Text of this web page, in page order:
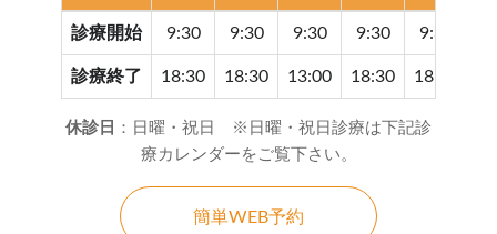
診療開始 9:30 9:30 9:30 9:30 9:30
診療終了 18:30 18:30 13:00 18:30 18:30
休診日 ：日曜・祝日 ※日曜・祝日診療は下記診
療カレンダーをご覧下さい。
簡単WEB予約